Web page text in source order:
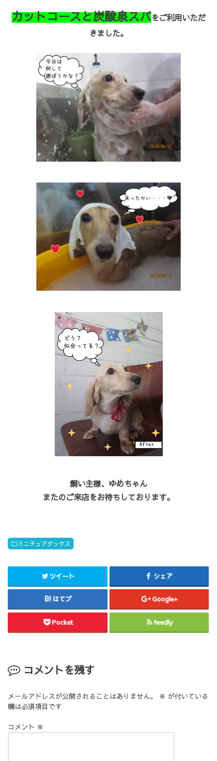
カットコースと炭酸泉スパをご利用いただ
きました。
飼い主様、ゆめちゃん
またのご来店をお待ちしております。
ミニチュアダックス
ツイート シェア
はてブ Google+
Pocket feedly
コメントを残す
メールアドレスが公開されることはありません。 ※ が付いている
欄は必須項目です
コメント ※